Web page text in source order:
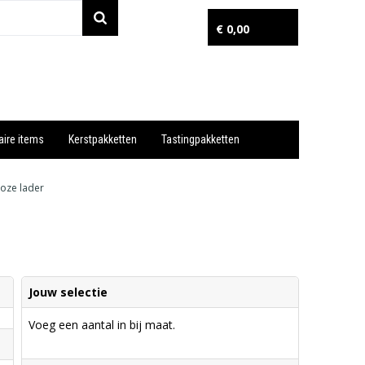
€ 0,00
items Kerstpakketten Tastingpakketten
lader
Jouw selectie
Voeg een aantal in bij maat.